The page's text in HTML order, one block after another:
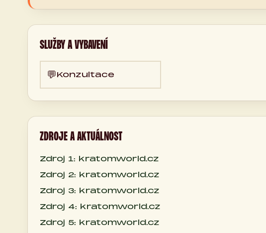
SLUŽBY A VYBAVENÍ
💬Konzultace
ZDROJE A AKTUÁLNOST
Zdroj 1: kratomworld.cz
Zdroj 2: kratomworld.cz
Zdroj 3: kratomworld.cz
Zdroj 4: kratomworld.cz
Zdroj 5: kratomworld.cz